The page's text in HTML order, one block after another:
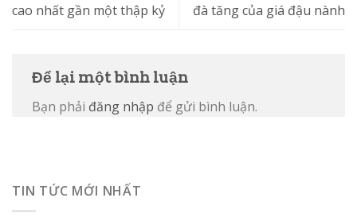
cao nhất gần một thập kỷ
đà tăng của giá đậu nành
Để lại một bình luận
Bạn phải đăng nhập để gửi bình luận.
TIN TỨC MỚI NHẤT